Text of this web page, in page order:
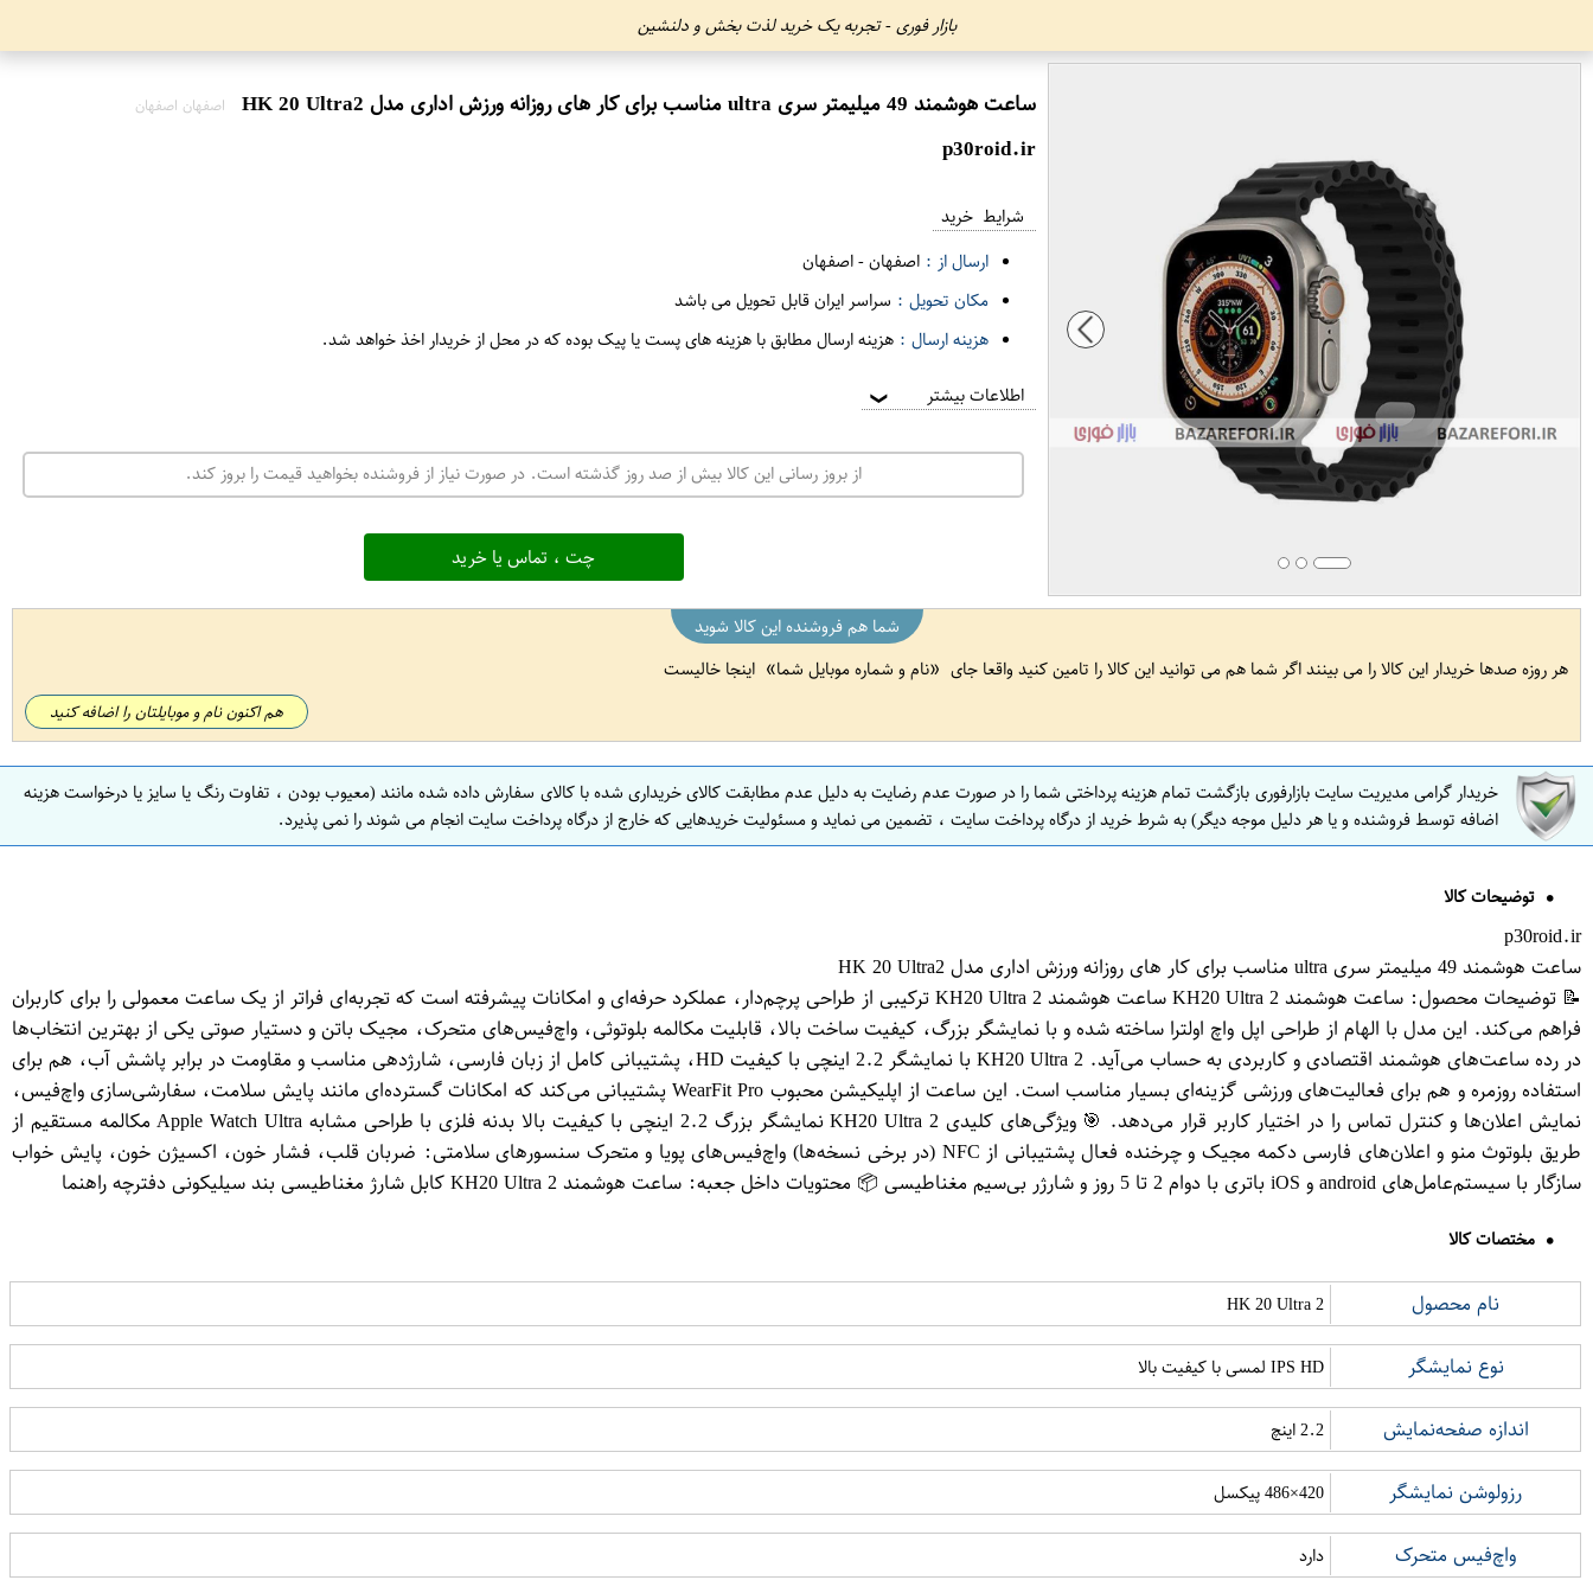
بازار فوری - تجربه یک خرید لذت بخش و دلنشین
ساعت هوشمند 49 میلیمتر سری ultra مناسب برای کار های روزانه ورزش اداری مدل HK 20 Ultra2 اصفهان اصفهان
p30roid.ir
شرایط خرید
ارسال از : اصفهان-اصفهان
مکان تحویل : سراسر ایران قابل تحویل می باشد
هزینه ارسال : هزینه ارسال مطابق با هزینه های پست یا پیک بوده که در محل از خریدار اخذ خواهد شد.
اطلاعات بیشتر ❯
از بروز رسانی این کالا بیش از صد روز گذشته است. در صورت نیاز از فروشنده بخواهید قیمت را بروز کند.
چت ، تماس یا خرید
شما هم فروشنده این کالا شوید
هر روزه صدها خریدار این کالا را می بینند اگر شما هم می توانید این کالا را تامین کنید واقعا جای
نام و شماره موبایل شما اینجا خالیست
هم اکنون نام و موبایلتان را اضافه کنید
خریدار گرامی مدیریت سایت بازارفوری بازگشت تمام هزینه پرداختی شما را در صورت عدم رضایت به دلیل عدم مطابقت کالای خریداری شده با کالای سفارش داده شده مانند (معیوب بودن ، تفاوت رنگ یا سایز یا درخواست هزینه
اضافه توسط فروشنده و یا هر دلیل موجه دیگر) به شرط خرید از درگاه پرداخت سایت ، تضمین می نماید و مسئولیت خریدهایی که خارج از درگاه پرداخت سایت انجام می شوند را نمی پذیرد.
توضیحات کالا
p30roid.ir
ساعت هوشمند 49 میلیمتر سری ultra مناسب برای کار های روزانه ورزش اداری مدل HK 20 Ultra2
📝 توضیحات محصول: ساعت هوشمند KH20 Ultra 2 ساعت هوشمند KH20 Ultra 2 ترکیبی از طراحی پرچم‌دار، عملکرد حرفه‌ای و امکانات پیشرفته است که تجربه‌ای فراتر از یک ساعت معمولی را برای کاربران
فراهم می‌کند. این مدل با الهام از طراحی اپل واچ اولترا ساخته شده و با نمایشگر بزرگ، کیفیت ساخت بالا، قابلیت مکالمه بلوتوثی، واچ‌فیس‌های متحرک، مجیک باتن و دستیار صوتی یکی از بهترین انتخاب‌ها
در رده ساعت‌های هوشمند اقتصادی و کاربردی به حساب می‌آید. KH20 Ultra 2 با نمایشگر 2.2 اینچی با کیفیت HD، پشتیبانی کامل از زبان فارسی، شارژدهی مناسب و مقاومت در برابر پاشش آب، هم برای
استفاده روزمره و هم برای فعالیت‌های ورزشی گزینه‌ای بسیار مناسب است. این ساعت از اپلیکیشن محبوب WearFit Pro پشتیبانی می‌کند که امکانات گسترده‌ای مانند پایش سلامت، سفارشی‌سازی واچ‌فیس،
نمایش اعلان‌ها و کنترل تماس را در اختیار کاربر قرار می‌دهد. 🎯 ویژگی‌های کلیدی KH20 Ultra 2 نمایشگر بزرگ 2.2 اینچی با کیفیت بالا بدنه فلزی با طراحی مشابه Apple Watch Ultra مکالمه مستقیم از
طریق بلوتوث منو و اعلان‌های فارسی دکمه مجیک و چرخنده فعال پشتیبانی از NFC (در برخی نسخه‌ها) واچ‌فیس‌های پویا و متحرک سنسورهای سلامتی: ضربان قلب، فشار خون، اکسیژن خون، پایش خواب
سازگار با سیستم‌عامل‌های a​ndroid و iOS باتری با دوام 2 تا 5 روز و شارژر بی‌سیم مغناطیسی 📦 محتویات داخل جعبه: ساعت هوشمند KH20 Ultra 2 کابل شارژ مغناطیسی بند سیلیکونی دفترچه راهنما
مختصات کالا
نام محصول HK 20 Ultra 2
نوع نمایشگر IPS HD لمسی با کیفیت بالا
اندازه صفحه‌نمایش 2.2 اینچ
رزولوشن نمایشگر 420×486 پیکسل
واچ‌فیس متحرک دارد